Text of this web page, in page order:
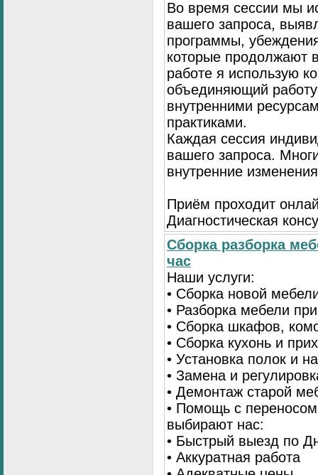
Во время сессии мы
вашего запроса,
программы,
которые продолжают
работе я использую
объединяющий
внутренними
практиками.
Каждая сессия
вашего запроса.
внутренние
Приём проходит
Диагностическая
Сборка разборка
час
Наши услуги:
• Сборка новой
• Разборка мебели
• Сборка шкафов,
• Сборка кухонь и
• Установка полок и
• Замена и
• Демонтаж старой
• Помощь с
выбирают нас:
• Быстрый выезд по
• Аккуратная работа